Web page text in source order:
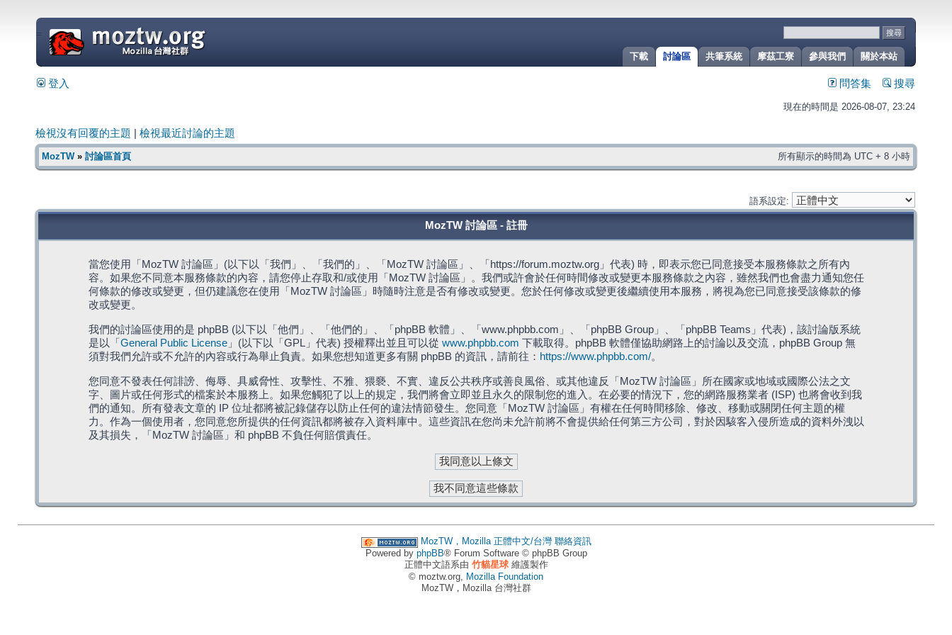
關於本站
參與我們
摩茲工寮
共筆系統
討論區
下載
=
登入 問答集 搜尋
現在的時間是 2026-08-07, 23:24
檢視沒有回覆的主題 檢視最近討論的主題
MozTW» 討論區首頁 所有顯示的時間為 UTC + 8 小時
語系設定:
MozTW 討論區 - 註冊
當您使用「MozTW 討論區」(以下以「我們」、「我們的」、「MozTW 討論區」、「https://forum.moztw.org」代表) 時，即表示您已同意接受本服務條款之所有內
容。如果您不同意本服務條款的內容，請您停止存取和/或使用「MozTW 討論區」。我們或許會於任何時間修改或變更本服務條款之內容，雖然我們也會盡力通知您任
何條款的修改或變更，但仍建議您在使用「MozTW 討論區」時隨時注意是否有修改或變更。您於任何修改或變更後繼續使用本服務，將視為您已同意接受該條款的修
改或變更。
我們的討論區使用的是 phpBB (以下以「他們」、「他們的」、「phpBB 軟體」、「www.phpbb.com」、「phpBB Group」、「phpBB Teams」代表)，該討論版系統
是以「 General Public License」(以下以「GPL」代表) 授權釋出並且可以從 www.phpbb.com 下載取得。phpBB 軟體僅協助網路上的討論以及交流，phpBB Group 無
須對我們允許或不允許的內容或行為舉止負責。如果您想知道更多有關 phpBB 的資訊，請前往： https://www.phpbb.com/。
您同意不發表任何誹謗、侮辱、具威脅性、攻擊性、不雅、猥褻、不實、違反公共秩序或善良風俗、或其他違反「MozTW 討論區」所在國家或地域或國際公法之文
字、圖片或任何形式的檔案於本服務上。如果您觸犯了以上的規定，我們將會立即並且永久的限制您的進入。在必要的情況下，您的網路服務業者 (ISP) 也將會收到我
們的通知。所有發表文章的 IP 位址都將被記錄儲存以防止任何的違法情節發生。您同意「MozTW 討論區」有權在任何時間移除、修改、移動或關閉任何主題的權
力。作為一個使用者，您同意您所提供的任何資訊都將被存入資料庫中。這些資訊在您尚未允許前將不會提供給任何第三方公司，對於因駭客入侵所造成的資料外洩以
及其損失，「MozTW 討論區」和 phpBB 不負任何賠償責任。
MozTW，Mozilla 正體中文/台灣 聯絡資訊
Powered by phpBB® Forum Software © phpBB Group
正體中文語系由 竹貓星球維護製作
© moztw.org, Mozilla Foundation
MozTW，Mozilla 台灣社群